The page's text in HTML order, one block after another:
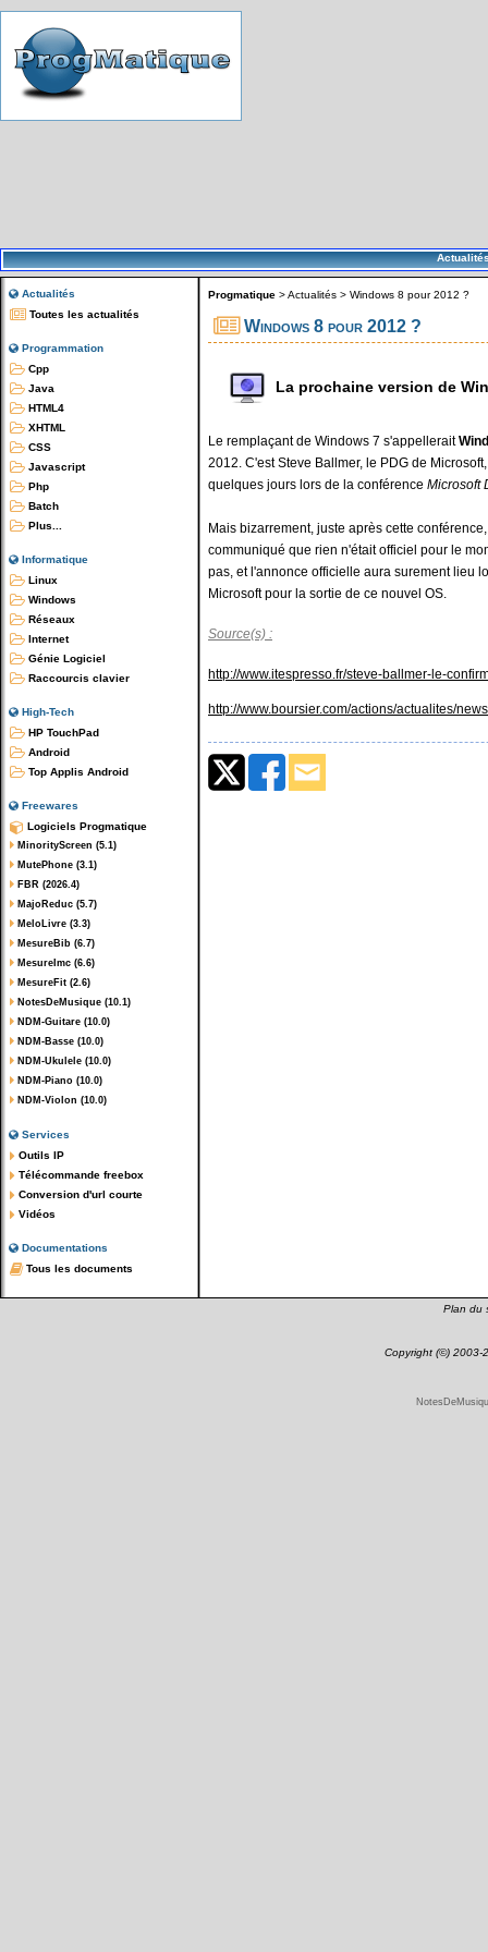
Actualités
Toutes les actualités
Programmation
Cpp
Java
HTML4
XHTML
CSS
Javascript
Php
Batch
Plus...
Informatique
Linux
Windows
Réseaux
Internet
Génie Logiciel
Raccourcis clavier
High-Tech
HP TouchPad
Android
Top Applis Android
Freewares
Logiciels Progmatique
MinorityScreen (5.1)
MutePhone (3.1)
FBR (2026.4)
MajoReduc (5.7)
MeloLivre (3.3)
MesureBib (6.7)
MesureImc (6.6)
MesureFit (2.6)
NotesDeMusique (10.1)
NDM-Guitare (10.0)
NDM-Basse (10.0)
NDM-Ukulele (10.0)
NDM-Piano (10.0)
NDM-Violon (10.0)
Services
Outils IP
Télécommande freebox
Conversion d'url courte
Vidéos
Documentations
Tous les documents
Progmatique >Actualités > Windows 8 pour 2012 ?
Windows 8 pour 2012 ?
La prochaine version de
Le remplaçant de Windows 7 s'appellerait
2012. C'est Steve Ballmer, le PDG de
quelques jours lors de la conférence Microsoft
Mais bizarrement, juste après cette
communiqué que rien n'était officiel pour le
pas, et l'annonce officielle aura surement lieu
Microsoft pour la sortie de ce nouvel OS.
Source(s) :
http://www.itespresso.fr/steve-ballmer-le-
http://www.boursier.com/actions/actualites/
Plan du
Copyright (©) 2003-